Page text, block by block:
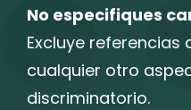
No especifiques
Excluye referencias
cualquier otro
discriminatorio.